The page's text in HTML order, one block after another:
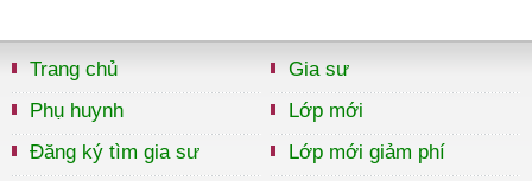
Trang chủ
Phụ huynh
Đăng ký tìm gia sư
Gia sư
Lớp mới
Lớp mới giảm phí